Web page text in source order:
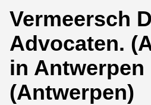
Vermeersch
Advocaten.
in Antwerpen
(Antwerpen)